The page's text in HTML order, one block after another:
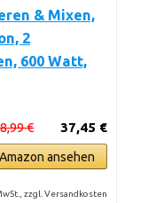
& Mixen,
2
600 Watt,
37,45 €
€
ansehen
zzgl. Versandkosten